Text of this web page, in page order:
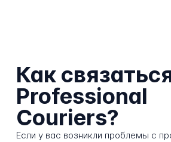
Как
Professional
Couriers?
Если у вас возникли проблемы с